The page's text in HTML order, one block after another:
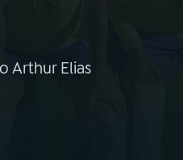
Arthur Elias